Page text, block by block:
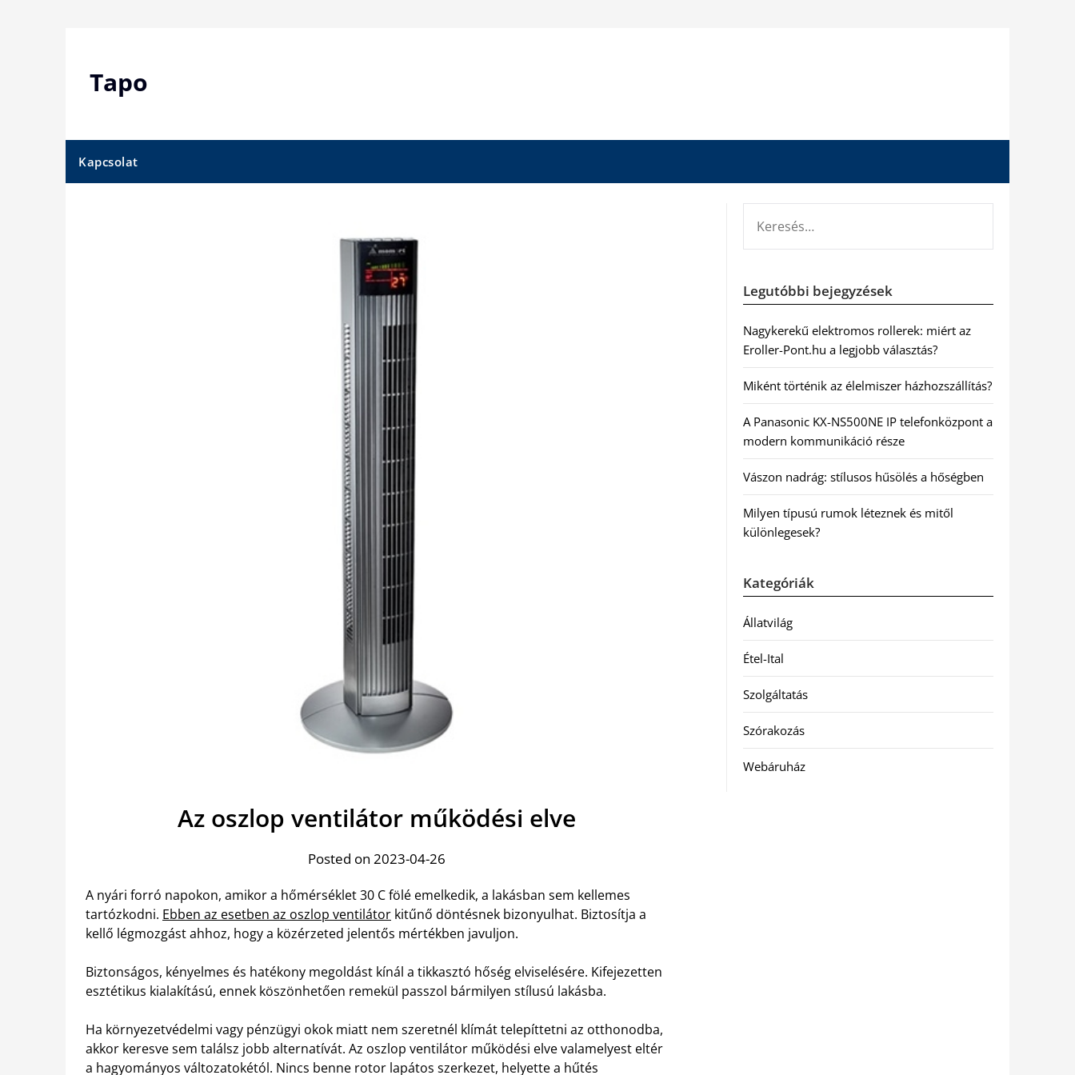
Tapo
Kapcsolat
Az oszlop ventilátor működési elve
Posted on 2023-04-26
A nyári forró napokon, amikor a hőmérséklet 30 C fölé emelkedik, a lakásban sem kellemes
tartózkodni. Ebben az esetben az oszlop ventilátor kitűnő döntésnek bizonyulhat. Biztosítja a
kellő légmozgást ahhoz, hogy a közérzeted jelentős mértékben javuljon.
Biztonságos, kényelmes és hatékony megoldást kínál a tikkasztó hőség elviselésére. Kifejezetten
esztétikus kialakítású, ennek köszönhetően remekül passzol bármilyen stílusú lakásba.
Ha környezetvédelmi vagy pénzügyi okok miatt nem szeretnél klímát telepíttetni az otthonodba,
akkor keresve sem találsz jobb alternatívát. Az oszlop ventilátor működési elve valamelyest eltér
a hagyományos változatokétól. Nincs benne rotor lapátos szerkezet, helyette a hűtés
Legutóbbi bejegyzések
Nagykerekű elektromos rollerek: miért az
Eroller-Pont.hu a legjobb választás?
Miként történik az élelmiszer házhozszállítás?
A Panasonic KX-NS500NE IP telefonközpont a
modern kommunikáció része
Vászon nadrág: stílusos hűsölés a hőségben
Milyen típusú rumok léteznek és mitől
különlegesek?
Kategóriák
Állatvilág
Étel-Ital
Szolgáltatás
Szórakozás
Webáruház